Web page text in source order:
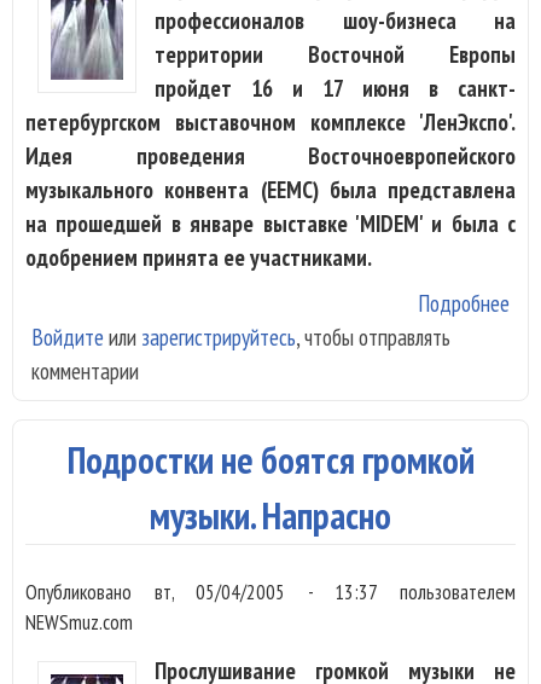
профессионалов шоу-бизнеса на
территории Восточной Европы
пройдет 16 и 17 июня в санкт-
петербургском выставочном комплексе 'ЛенЭкспо'.
Идея проведения Восточноевропейского
музыкального конвента (EEMC) была представлена
на прошедшей в январе выставке 'MIDEM' и была с
одобрением принята ее участниками.
Подробнее
Войдите или зарегистрируйтесь, чтобы отправлять
комментарии
Подростки не боятся громкой
музыки. Напрасно
Опубликовано вт, 05/04/2005 - 13:37 пользователем
NEWSmuz.com
Прослушивание громкой музыки не